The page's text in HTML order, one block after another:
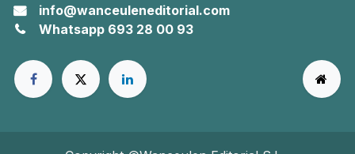
info@wanceuleneditorial.com
Whatsapp 693 28 00 93